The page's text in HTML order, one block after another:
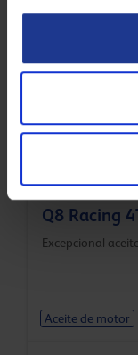
Aceite de motor
Q8 Racing
Excepcional
Aceite de motor